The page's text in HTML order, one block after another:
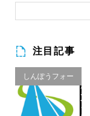
注目記事
しんぽうフォー
ラム